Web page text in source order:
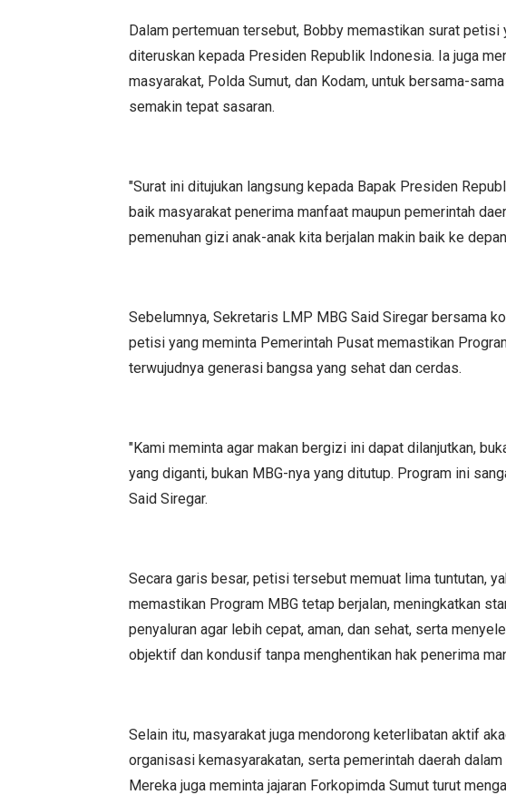
Dalam pertemuan tersebut, Bobby memastikan surat petisi
diteruskan kepada Presiden Republik Indonesia. Ia juga
masyarakat, Polda Sumut, dan Kodam, untuk bersama-
semakin tepat sasaran.
"Surat ini ditujukan langsung kepada Bapak Presiden
baik masyarakat penerima manfaat maupun pemerintah
pemenuhan gizi anak-anak kita berjalan makin baik ke
Sebelumnya, Sekretaris LMP MBG Said Siregar bersama
petisi yang meminta Pemerintah Pusat memastikan
terwujudnya generasi bangsa yang sehat dan cerdas.
"Kami meminta agar makan bergizi ini dapat dilanjutkan,
yang diganti, bukan MBG-nya yang ditutup. Program ini
Said Siregar.
Secara garis besar, petisi tersebut memuat lima tuntutan,
memastikan Program MBG tetap berjalan, meningkatkan
penyaluran agar lebih cepat, aman, dan sehat, serta
objektif dan kondusif tanpa menghentikan hak penerima
Selain itu, masyarakat juga mendorong keterlibatan aktif
organisasi kemasyarakatan, serta pemerintah daerah
Mereka juga meminta jajaran Forkopimda Sumut turut